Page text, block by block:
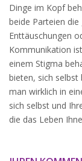
Dinge im Kopf
beide Parteien
Enttäuschungen
Kommunikation
einem Stigma
bieten, sich selbst
man wirklich in
sich selbst und
die das Leben